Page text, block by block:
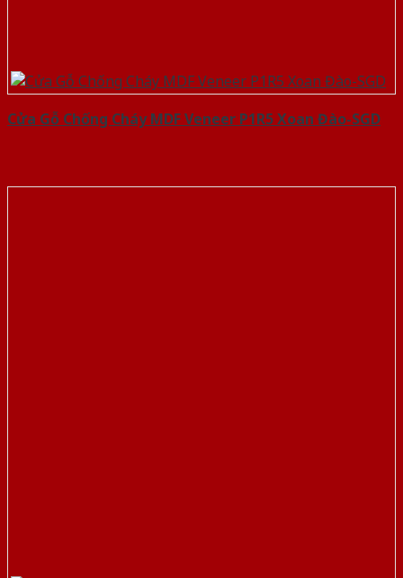
Cửa Gỗ Chống Cháy MDF Veneer P1R5 Xoan Đào-SGD